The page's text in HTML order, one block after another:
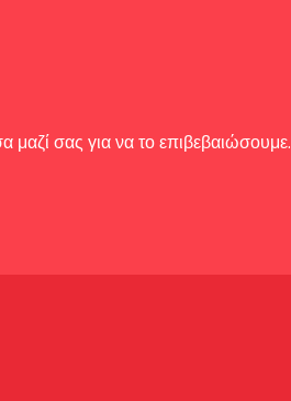
μαζί σας για να το επιβεβαιώσουμε.